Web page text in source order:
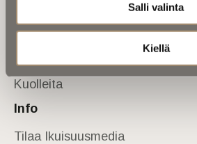
Salli valinta
Kiellä
Kuolema koskettaa
Asiantuntijoilta
Kuolleita
Info
Tilaa Ikuisuusmedia